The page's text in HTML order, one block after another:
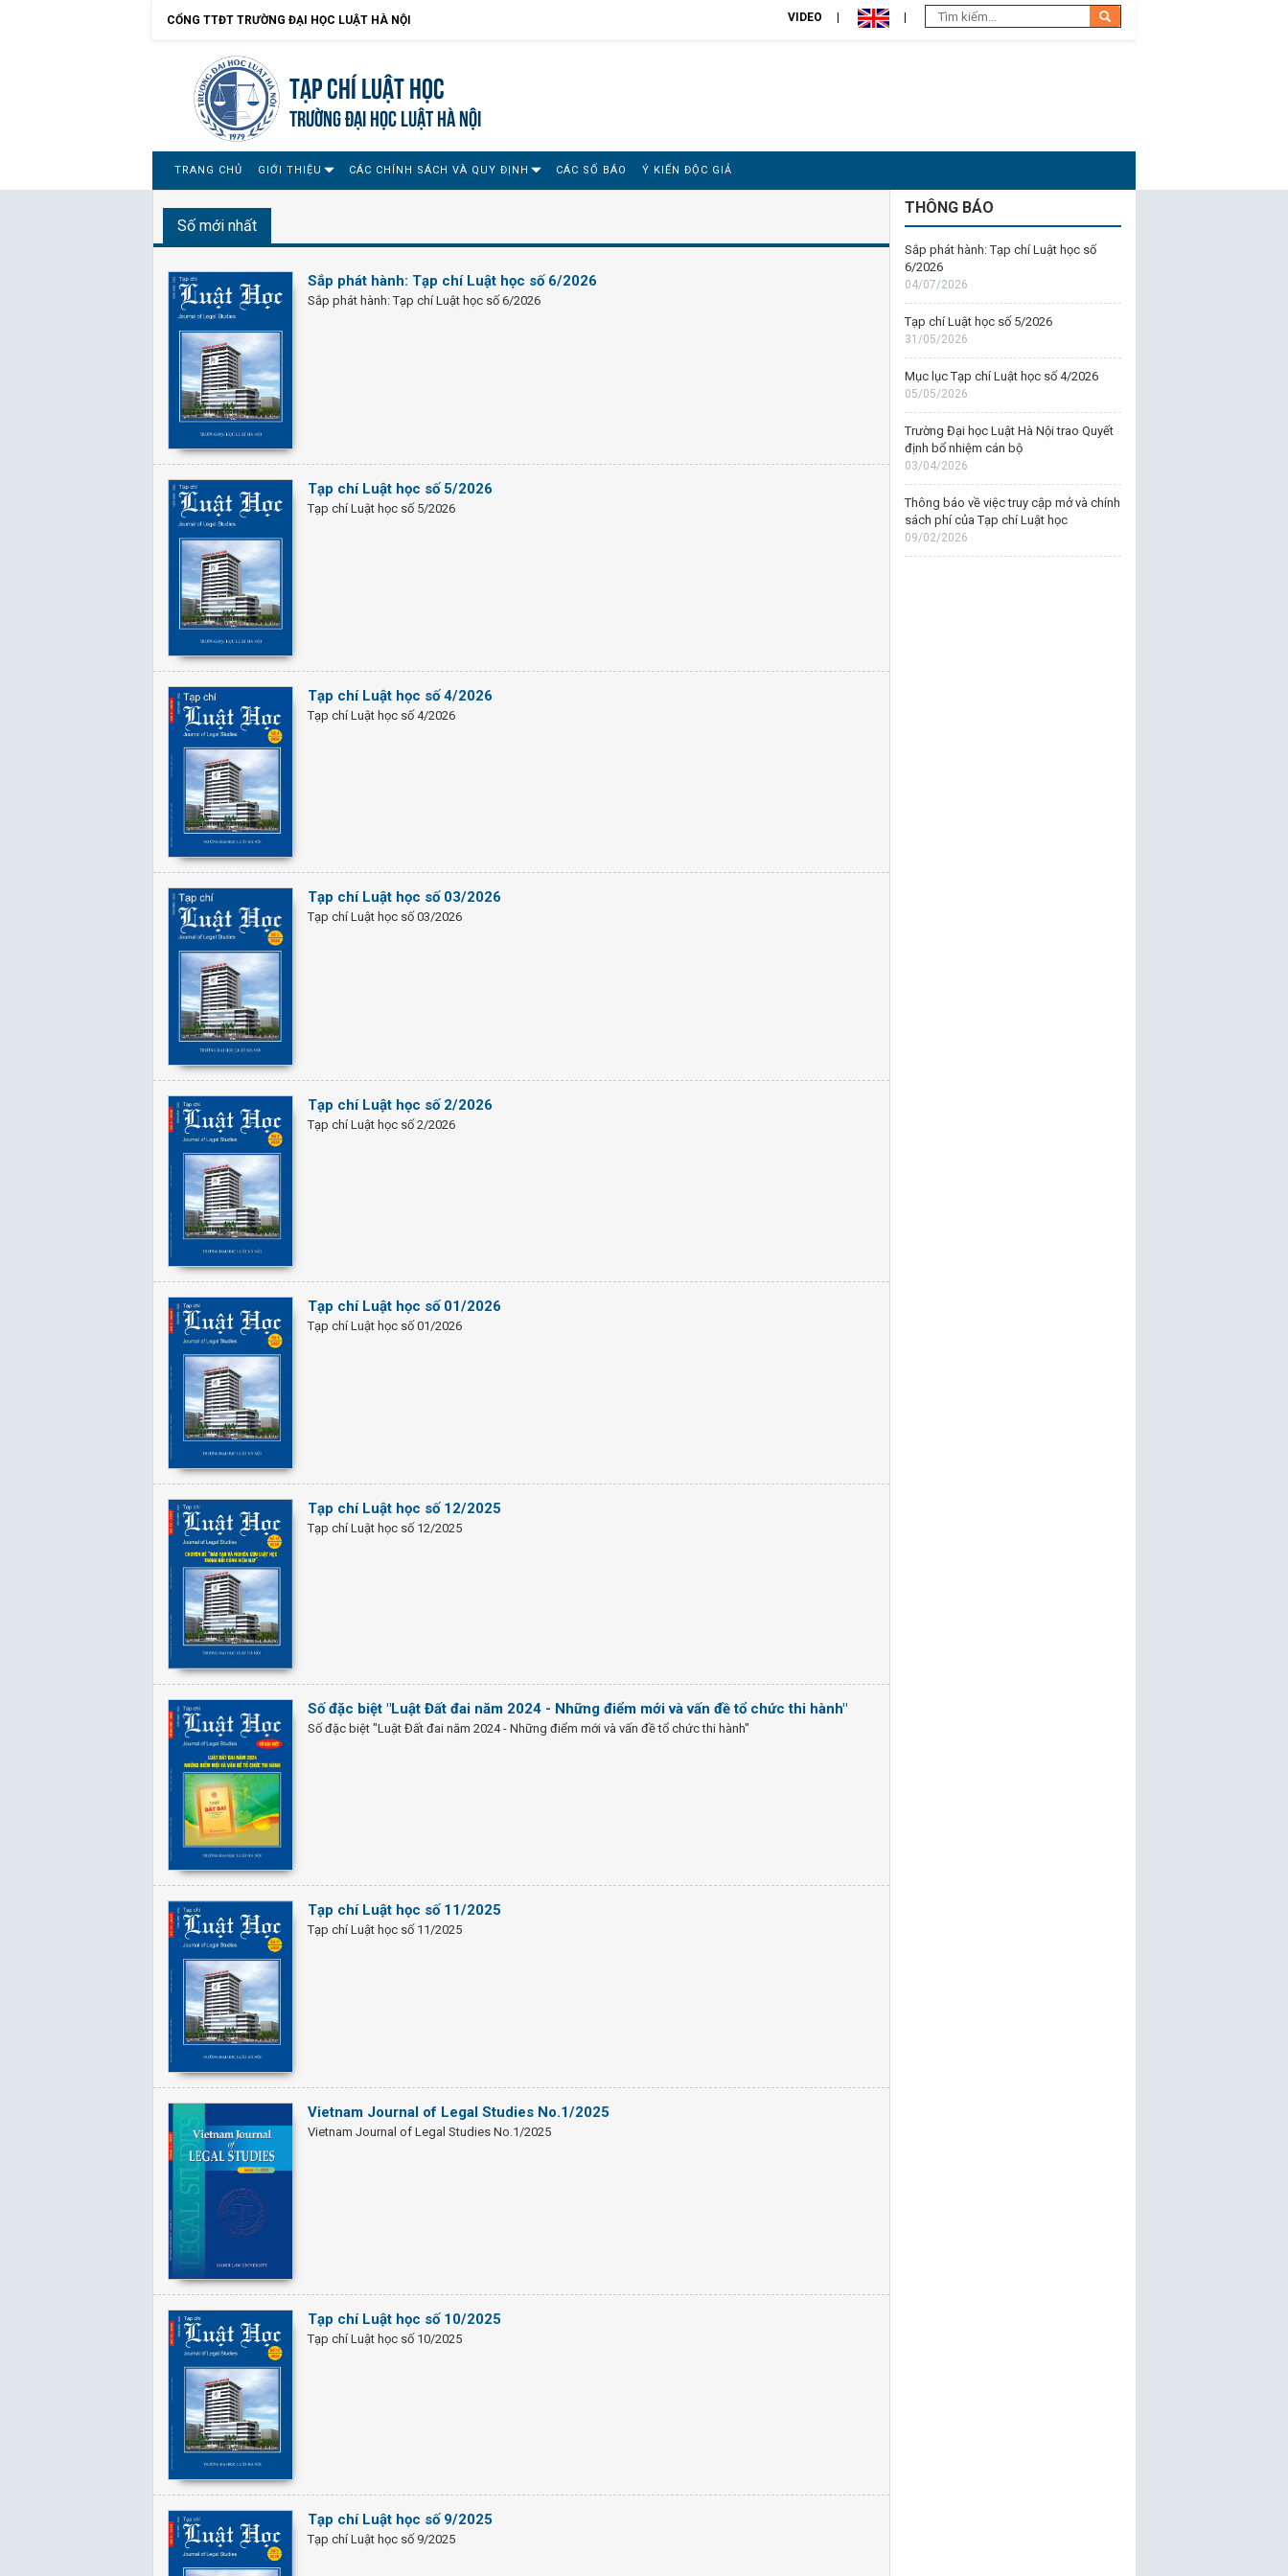
CỔNG TTĐT TRƯỜNG ĐẠI HỌC LUẬT HÀ NỘI VIDEO
Tạp chí Luật học
TRƯỜNG ĐẠI HỌC LUẬT HÀ NỘI
TRANG CHỦ GIỚI THIỆU CÁC CHÍNH SÁCH VÀ QUY ĐỊNH CÁC SỐ BÁO Ý KIẾN ĐỘC GIẢ
Số mới nhất
Sắp phát hành: Tạp chí Luật học số 6/2026
Sắp phát hành: Tạp chí Luật học số 6/2026
Tạp chí Luật học số 5/2026
Tạp chí Luật học số 5/2026
Tạp chí Luật học số 4/2026
Tạp chí Luật học số 4/2026
Tạp chí Luật học số 03/2026
Tạp chí Luật học số 03/2026
Tạp chí Luật học số 2/2026
Tạp chí Luật học số 2/2026
Tạp chí Luật học số 01/2026
Tạp chí Luật học số 01/2026
Tạp chí Luật học số 12/2025
Tạp chí Luật học số 12/2025
Số đặc biệt "Luật Đất đai năm 2024 - Những điểm mới và vấn đề tổ chức thi hành"
Số đặc biệt "Luật Đất đai năm 2024 - Những điểm mới và vấn đề tổ chức thi hành"
Tạp chí Luật học số 11/2025
Tạp chí Luật học số 11/2025
Vietnam Journal of Legal Studies No.1/2025
Vietnam Journal of Legal Studies No.1/2025
Tạp chí Luật học số 10/2025
Tạp chí Luật học số 10/2025
Tạp chí Luật học số 9/2025
Tạp chí Luật học số 9/2025
THÔNG BÁO
Sắp phát hành: Tạp chí Luật học số
6/2026
04/07/2026
Tạp chí Luật học số 5/2026
31/05/2026
Mục lục Tạp chí Luật học số 4/2026
05/05/2026
Trường Đại học Luật Hà Nội trao Quyết
định bổ nhiệm cán bộ
03/04/2026
Thông báo về việc truy cập mở và chính
sách phí của Tạp chí Luật học
09/02/2026